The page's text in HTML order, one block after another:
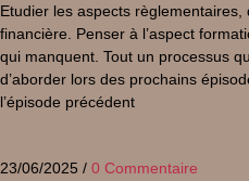
Etudier les aspects
financière. Penser à l’aspect
qui manquent. Tout un processus
d’aborder lors des prochains
l’épisode précédent
23/06/2025 / 0 Commentaire